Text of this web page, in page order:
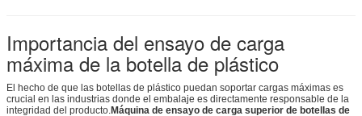
Importancia del ensayo de carga
máxima de la botella de plástico
El hecho de que las botellas de plástico puedan soportar cargas máximas es
crucial en las industrias donde el embalaje es directamente responsable de la
integridad del producto.Máquina de ensayo de carga superior de botellas de